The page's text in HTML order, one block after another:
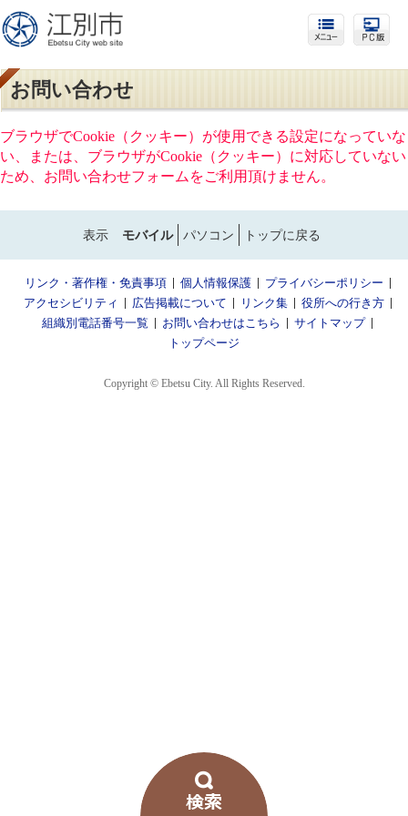
お問い合わせ
ブラウザでCookie（クッキー）が使用できる設定になっていな
い、または、ブラウザがCookie（クッキー）に対応していない
ため、お問い合わせフォームをご利用頂けません。
表示 モバイル パソコン トップに戻る
リンク・著作権・免責事項 個人情報保護
プライバシーポリシー
アクセシビリティ
広告掲載について リンク集
役所への行き方
組織別電話番号一覧
お問い合わせはこちら
サイトマップ
トップページ
Copyright © Ebetsu City. All Rights Reserved.